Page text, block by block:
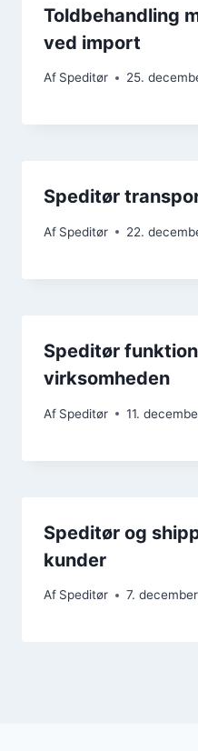
Toldbehandling
ved import
Af Speditør 25.
Speditør
Af Speditør 22.
Speditør
virksomheden
Af Speditør 11.
Speditør og
kunder
Af Speditør 7.